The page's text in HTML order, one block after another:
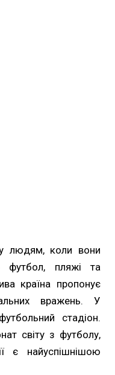
людям, коли вони
пляжі та
країна пропонує
вражень. У
стадіон.
світу з футболу,
є найуспішнішою